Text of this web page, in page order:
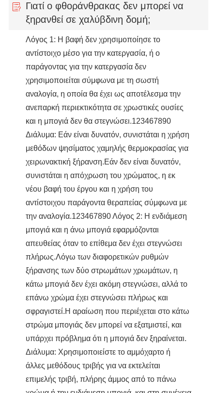
Γιατί ο φθοράνθρακας δεν μπορεί να
ξηρανθεί σε χαλύβδινη δομή;
Λόγος 1: Η βαφή δεν χρησιμοποίησε το
αντίστοιχο μέσο για την κατεργασία, ή ο
παράγοντας για την κατεργασία δεν
χρησιμοποιείται σύμφωνα με τη σωστή
αναλογία, η οποία θα έχει ως αποτέλεσμα την
ανεπαρκή περιεκτικότητα σε χρωστικές ουσίες
και η μπογιά δεν θα στεγνώσει.123467890
Διάλυμα: Εάν είναι δυνατόν, συνιστάται η χρήση
μεθόδων ψησίματος χαμηλής θερμοκρασίας για
χειρωνακτική ξήρανση.Εάν δεν είναι δυνατόν,
συνιστάται η απόχρωση του χρώματος, η εκ
νέου βαφή του έργου και η χρήση του
αντίστοιχου παράγοντα θεραπείας σύμφωνα με
την αναλογία.123467890 Λόγος 2: Η ενδιάμεση
μπογιά και η άνω μπογιά εφαρμόζονται
απευθείας όταν το επίθεμα δεν έχει στεγνώσει
πλήρως.Λόγω των διαφορετικών ρυθμών
ξήρανσης των δύο στρωμάτων χρωμάτων, η
κάτω μπογιά δεν έχει ακόμη στεγνώσει, αλλά το
επάνω χρώμα έχει στεγνώσει πλήρως και
σφραγιστεί.Η αραίωση που περιέχεται στο κάτω
στρώμα μπογιάς δεν μπορεί να εξατμιστεί, και
υπάρχει πρόβλημα ότι η μπογιά δεν ξηραίνεται.
Διάλυμα: Χρησιμοποιείστε το αμμόχαρτο ή
άλλες μεθόδους τριβής για να εκτελείται
επιμελής τριβή, πλήρης άμμος από το πάνω